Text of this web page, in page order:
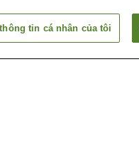
tin cá nhân của tôi